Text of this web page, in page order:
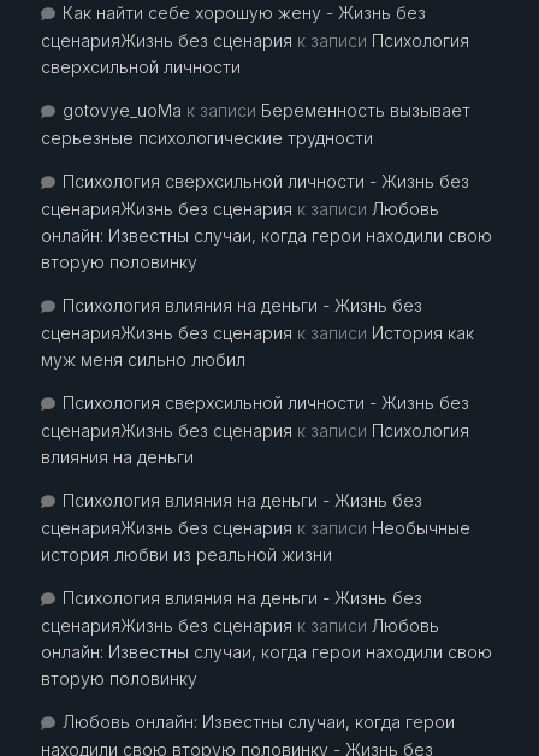
Как найти себе хорошую жену - Жизнь без
сценарияЖизнь без сценария к записи Психология
сверхсильной личности
gotovye_uoMa к записи Беременность вызывает
серьезные психологические трудности
Психология сверхсильной личности - Жизнь без
сценарияЖизнь без сценария к записи Любовь
онлайн: Известны случаи, когда герои находили свою
вторую половинку
Психология влияния на деньги - Жизнь без
сценарияЖизнь без сценария к записи История как
муж меня сильно любил
Психология сверхсильной личности - Жизнь без
сценарияЖизнь без сценария к записи Психология
влияния на деньги
Психология влияния на деньги - Жизнь без
сценарияЖизнь без сценария к записи Необычные
история любви из реальной жизни
Психология влияния на деньги - Жизнь без
сценарияЖизнь без сценария к записи Любовь
онлайн: Известны случаи, когда герои находили свою
вторую половинку
Любовь онлайн: Известны случаи, когда герои
находили свою вторую половинку - Жизнь без